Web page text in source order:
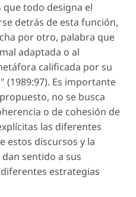
todo designa el
detrás de esta función,
por otro, palabra que
adaptada o al
calificada por su
(1989:97). Es importante
no se busca
o de cohesión de
las diferentes
estos discursos y la
sentido a sus
estrategias